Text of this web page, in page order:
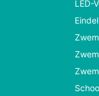
LED-